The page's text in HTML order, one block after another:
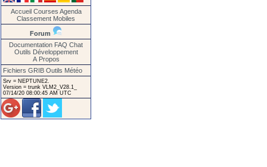
Accueil Courses Agenda
Classement Mobiles
Forum
Documentation FAQ Chat
Outils Développement
A Propos
Fichiers GRIB Outils Météo
Srv = NEPTUNE2.
Version = trunk VLM2_V28.1_
07/14/20 08:00:45 AM UTC